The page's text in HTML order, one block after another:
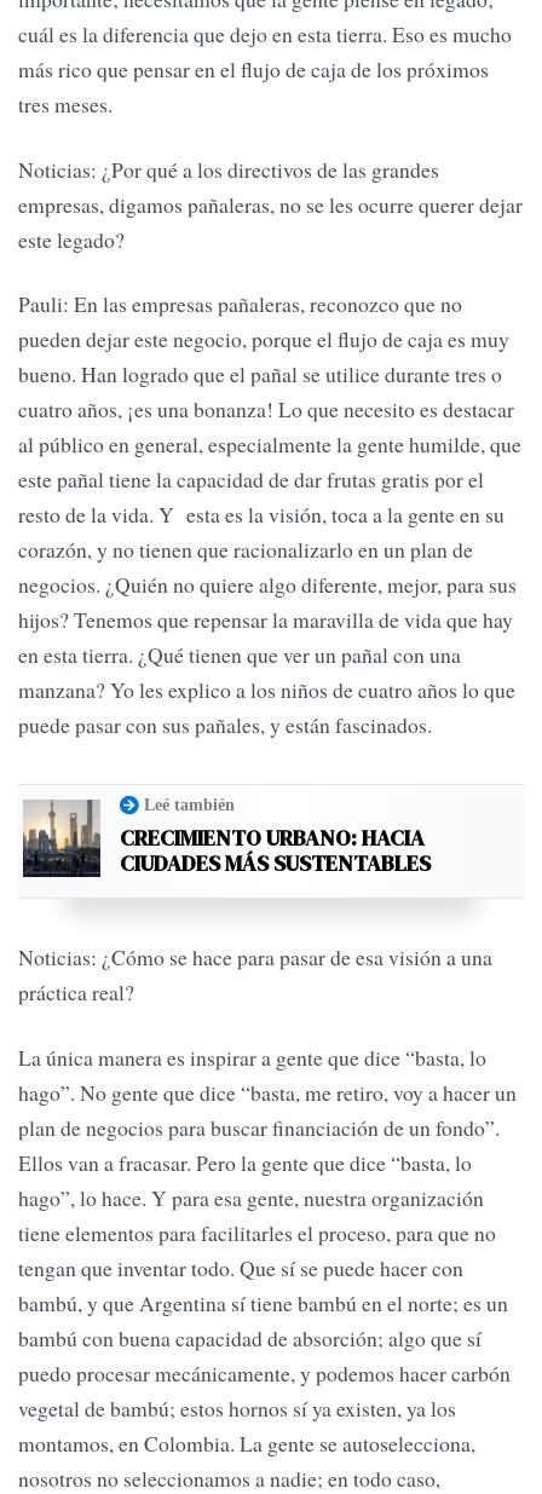
cuál es la diferencia que dejo en esta tierra. Eso es mucho
más rico que pensar en el flujo de caja de los próximos
tres meses.
Noticias: ¿Por qué a los directivos de las grandes
empresas, digamos pañaleras, no se les ocurre querer dejar
este legado?
Pauli: En las empresas pañaleras, reconozco que no
pueden dejar este negocio, porque el flujo de caja es muy
bueno. Han logrado que el pañal se utilice durante tres o
cuatro años, ¡es una bonanza! Lo que necesito es destacar
al público en general, especialmente la gente humilde, que
este pañal tiene la capacidad de dar frutas gratis por el
resto de la vida. Y esta es la visión, toca a la gente en su
corazón, y no tienen que racionalizarlo en un plan de
negocios. ¿Quién no quiere algo diferente, mejor, para sus
hijos? Tenemos que repensar la maravilla de vida que hay
en esta tierra. ¿Qué tienen que ver un pañal con una
manzana? Yo les explico a los niños de cuatro años lo que
puede pasar con sus pañales, y están fascinados.
Leé también
CRECIMIENTO URBANO: HACIA
CIUDADES MÁS SUSTENTABLES
Noticias: ¿Cómo se hace para pasar de esa visión a una
práctica real?
La única manera es inspirar a gente que dice “basta, lo
hago”. No gente que dice “basta, me retiro, voy a hacer un
plan de negocios para buscar financiación de un fondo”.
Ellos van a fracasar. Pero la gente que dice “basta, lo
hago”, lo hace. Y para esa gente, nuestra organización
tiene elementos para facilitarles el proceso, para que no
tengan que inventar todo. Que sí se puede hacer con
bambú, y que Argentina sí tiene bambú en el norte; es un
bambú con buena capacidad de absorción; algo que sí
puedo procesar mecánicamente, y podemos hacer carbón
vegetal de bambú; estos hornos sí ya existen, ya los
montamos, en Colombia. La gente se autoselecciona,
nosotros no seleccionamos a nadie; en todo caso,